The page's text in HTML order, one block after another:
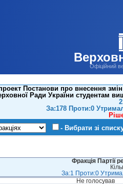
Офіційний
Постанови про внесення
Ради України студентам
За:178 Проти:0
- Вибрати зі
Фракція Партії
За:1 Проти:0
Не голосував